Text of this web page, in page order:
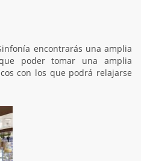
encontrarás una amplia
poder tomar una amplia
con los que podrá relajarse